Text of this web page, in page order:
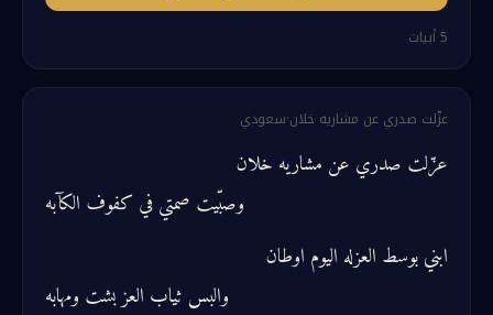
5أبيات
عزّلت صدري عن مشاريه خلان·سعودي
عزّلت صدري عن مشاريه خلان
وصبّيت صمتي في كفوف الكآبه
ابني بوسط العزله اليوم اوطان
والبس ثياب العز بشت ومهابه